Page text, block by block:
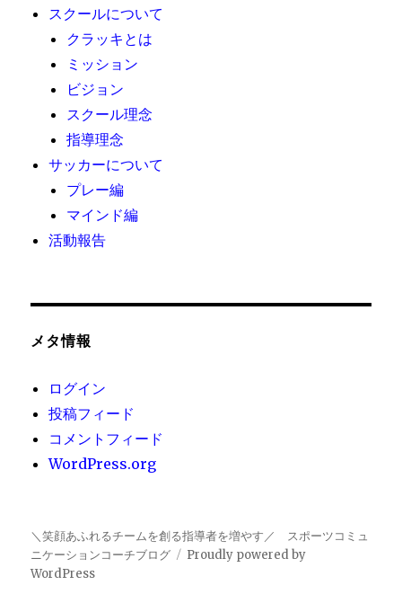
スクールについて
クラッキとは
ミッション
ビジョン
スクール理念
指導理念
サッカーについて
プレー編
マインド編
活動報告
メタ情報
ログイン
投稿フィード
コメントフィード
WordPress.org
＼笑顔あふれるチームを創る指導者を増やす／ スポーツコミュ
ニケーションコーチブログ
Proudly powered by
WordPress